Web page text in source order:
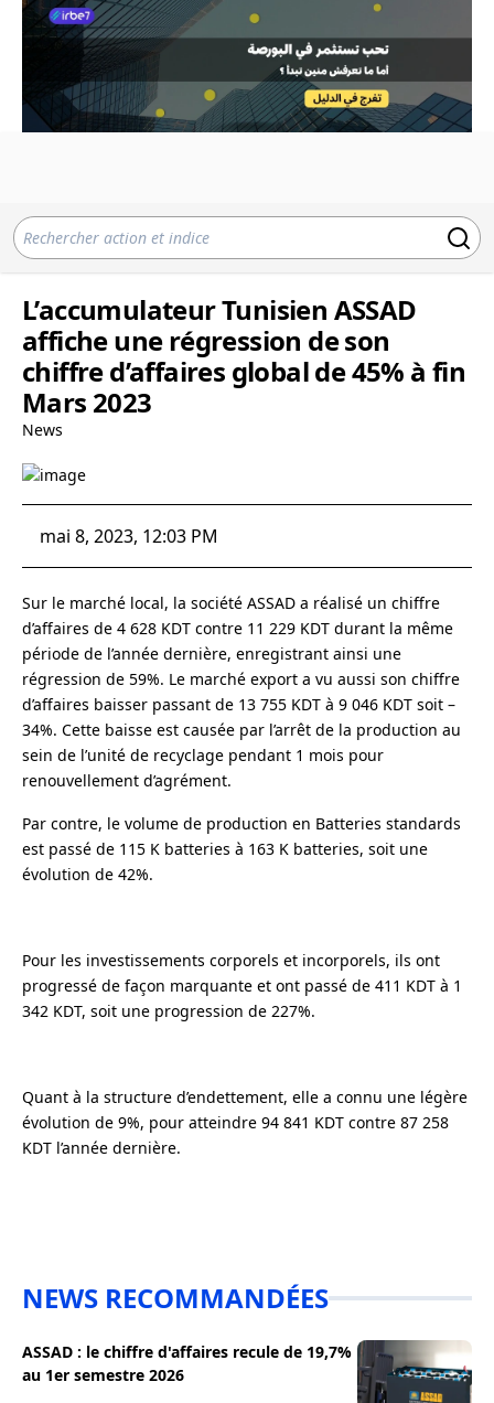
L’accumulateur Tunisien ASSAD
affiche une régression de son
chiffre d’affaires global de 45% à fin
Mars 2023
News
mai 8, 2023, 12:03 PM
Sur le marché local, la société ASSAD a réalisé un chiffre
d’affaires de 4 628 KDT contre 11 229 KDT durant la même
période de l’année dernière, enregistrant ainsi une
régression de 59%. Le marché export a vu aussi son chiffre
d’affaires baisser passant de 13 755 KDT à 9 046 KDT soit –
34%. Cette baisse est causée par l’arrêt de la production au
sein de l’unité de recyclage pendant 1 mois pour
renouvellement d’agrément.
Par contre, le volume de production en Batteries standards
est passé de 115 K batteries à 163 K batteries, soit une
évolution de 42%.
Pour les investissements corporels et incorporels, ils ont
progressé de façon marquante et ont passé de 411 KDT à 1
342 KDT, soit une progression de 227%.
Quant à la structure d’endettement, elle a connu une légère
évolution de 9%, pour atteindre 94 841 KDT contre 87 258
KDT l’année dernière.
NEWS RECOMMANDÉES
ASSAD : le chiffre d'affaires recule de 19,7%
au 1er semestre 2026